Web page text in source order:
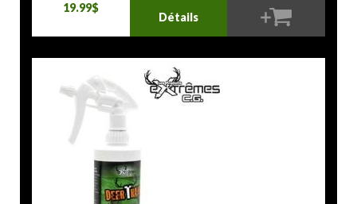
19.99$
Détails